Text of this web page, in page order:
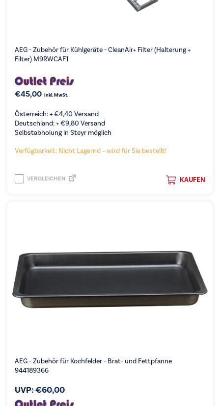
AEG - Zubehör für Kühlgeräte - CleanAir+ Filter (Halterung +
Filter) M9RWCAF1
€45,00 inkl. MwSt.
Österreich: +€4,40 Versand
Deutschland: +€9,80 Versand
Selbstabholung in Steyr möglich
Verfügbarkeit: Nicht Lagernd – wird für Sie bestellt!
KAUFEN
VERGLEICHEN
AEG - Zubehör für Kochfelder - Brat- und Fettpfanne
944189366
UVP:€60,00